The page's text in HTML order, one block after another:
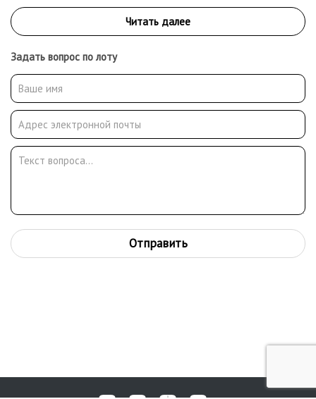
художественный факультет Московского текстильного
института, учился у А. В. Куприна, В. И. Быстренина, П. П.
Пашкова. Летом 1939 году в числе студентов-отличников
совершил поездку в Среднюю Азию для зарисовок
орнаментов, костюмов, архитектуры под руководством В. И.
Быстренина. В сентябре 1942 – уходит добровольцем в
воздушно-десантные войска. В звании комсорга батальона
участвовал в боях на Курской дуге. В октябре 1943 года был
тяжело ранен. Вернувшись к учебе, с отличием защитил
диплом (1946) и был оставлен на кафедре рисунка и живописи
преподавателем. Учился на графическом факультете
Московского художественного института (1948–1953) у
акварельных листов на тему «Советские студенты»
(руководитель диплома Ю. П. Рейнер). Начиная с 1950-х годов
его рисунки печатаются в журналах «Военные знания»,
«Дружные ребята», «Знание-сила», «Техника-молодежи». С
Задать вопрос по лоту
Отправить